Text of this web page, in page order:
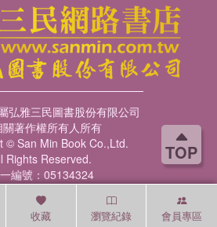
TOP
收藏 瀏覽紀錄 會員專區
弘雅三民圖書股份有限公司
關著作權所有人所有
© San Min Book Co.,Ltd.
Rights Reserved.
編號：05134324